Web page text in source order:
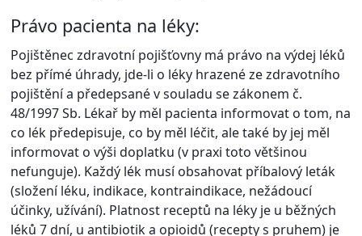
Právo pacienta na léky:
Pojištěnec zdravotní pojišťovny má právo na výdej léků
bez přímé úhrady, jde-li o léky hrazené ze zdravotního
pojištění a předepsané v souladu se zákonem č.
48/1997 Sb. Lékař by měl pacienta informovat o tom, na
co lék předepisuje, co by měl léčit, ale také by jej měl
informovat o výši doplatku (v praxi toto většinou
nefunguje). Každý lék musí obsahovat příbalový leták
(složení léku, indikace, kontraindikace, nežádoucí
účinky, užívání). Platnost receptů na léky je u běžných
léků 7 dní, u antibiotik a opioidů (recepty s pruhem) je